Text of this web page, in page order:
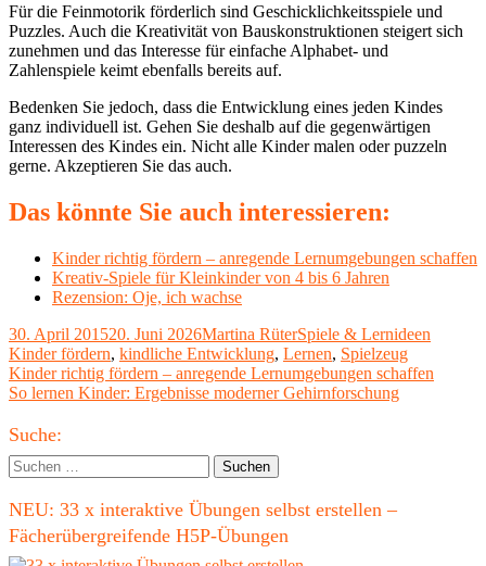
Für die Feinmotorik förderlich sind Geschicklichkeitsspiele und
Puzzles. Auch die Kreativität von Bauskonstruktionen steigert sich
zunehmen und das Interesse für einfache Alphabet- und
Zahlenspiele keimt ebenfalls bereits auf.
Bedenken Sie jedoch, dass die Entwicklung eines jeden Kindes
ganz individuell ist. Gehen Sie deshalb auf die gegenwärtigen
Interessen des Kindes ein. Nicht alle Kinder malen oder puzzeln
gerne. Akzeptieren Sie das auch.
Das könnte Sie auch interessieren:
Kinder richtig fördern – anregende Lernumgebungen schaffen
Kreativ-Spiele für Kleinkinder von 4 bis 6 Jahren
Rezension: Oje, ich wachse
Veröffentlicht
am
30. April 201520. Juni 2026Autor
Martina RüterKategorien
Spiele & Lernideen
Kinder fördern, kindliche Entwicklung, Lernen, Spielzeug
Beitragsnavigation
Vorheriger
Beitrag:
Kinder richtig fördern – anregende Lernumgebungen schaffen
Nächster
So lernen Kinder: Ergebnisse moderner Gehirnforschung
Haupt-
Seitenleiste
Suche:
Suchen
nach:
NEU: 33 x interaktive Übungen selbst erstellen –
Fächerübergreifende H5P-Übungen